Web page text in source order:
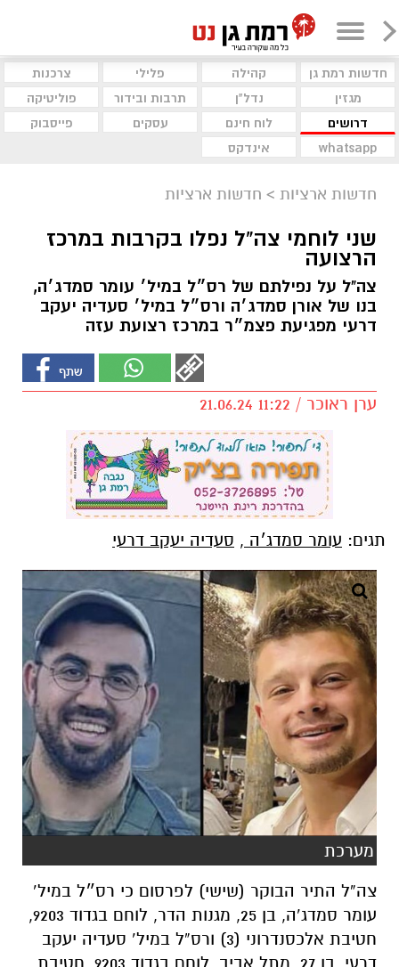
חדשות רמת גן קהילה פלילי
צרכנות
מגזין
נדל"ן תרבות ובידור
פוליטיקה
דרושים
לוח חינם עסקים
פייסבוק
whatsapp
אינדקס
חדשות ארציות > חדשות ארציות
שני לוחמי צה”ל נפלו בקרבות במרכז
הרצועה
צה"ל על נפילתם של רס״ל במיל׳ עומר סמדג׳ה,
בנו של אורן סמדג׳ה ורס״ל במיל׳ סעדיה יעקב
דרעי מפגיעת פצמ״ר במרכז רצועת עזה
ערן ראוכר / 11:22 21.06.24
תגים: עומר סמדג׳ה , סעדיה יעקב דרעי
מערכת
צה”ל התיר הבוקר (שישי) לפרסום כי רס״ל במיל’
עומר סמדג’ה, בן 25, מגנות הדר, לוחם בגדוד 9203,
חטיבת אלכסנדרוני (3) ורס”ל במיל’ סעדיה יעקב
דרעי, בן 27, מתל אביב, לוחם בגדוד 9203, חטיבת